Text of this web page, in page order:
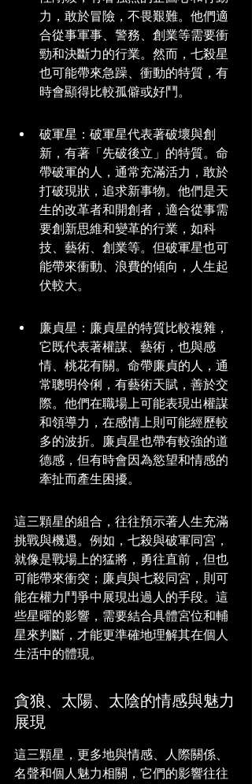
力，敢於冒險，不畏艱難。他們適
合從事軍事、警務、創業等需要衝
勁和決斷力的行業。然而，七殺星
也可能帶來急躁、衝動的特質，有
時會顯得比較孤僻或好鬥。
破軍星：破軍星代表著破壞與創
新，有著「先破後立」的特質。命
帶破軍的人，通常充滿活力，敢於
打破現狀，追求新事物。他們是天
生的改革者和開創者，適合從事需
要創新思維和變革的行業，如科
技、藝術、創業等。但破軍星也可
能帶來衝動、浪費的傾向，人生起
伏較大。
廉貞星：廉貞星的特質比較複雜，
它既代表著權謀、藝術，也與感
情、桃花有關。命帶廉貞的人，通
常聰明伶俐，有藝術天賦，善於交
際。他們在職場上可能表現出權謀
和領導力，在感情上則可能經歷較
多的波折。廉貞星也帶有較強的道
德感，但有時會因為慾望和情感的
牽扯而產生困擾。
這三顆星的組合，往往預示著人生充滿
挑戰與機遇。例如，七殺與破軍同宮，
就像是戰場上的猛將，勇往直前，但也
可能帶來衝突；廉貞與七殺同宮，則可
能在權力鬥爭中展現出過人的手段。這
些星曜的影響，需要結合具體宮位和輔
星來判斷，才能更準確地理解其在個人
生活中的體現。
貪狼、太陽、太陰的情感與魅力
展現
這三顆星，更多地與情感、人際關係、
名聲和個人魅力相關，它們的影響往往